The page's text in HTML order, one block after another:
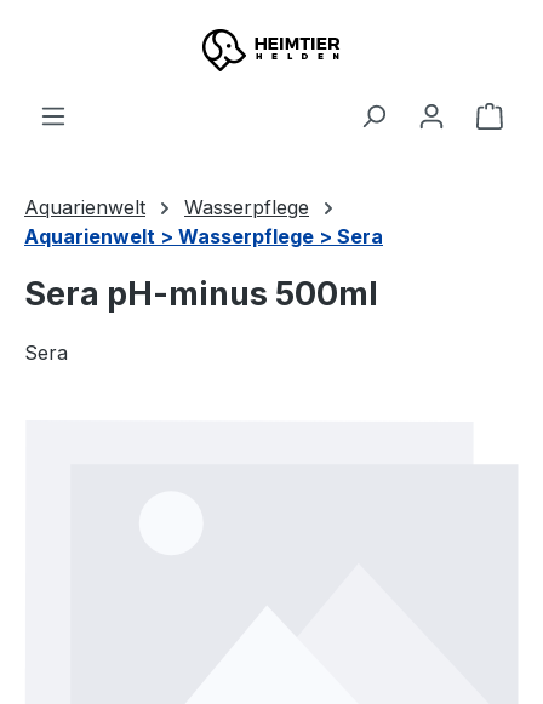
Zum Hauptinhalt springen
Aquarienwelt
Wasserpflege
Aquarienwelt > Wasserpflege > Sera
Sera pH-minus 500ml
Sera